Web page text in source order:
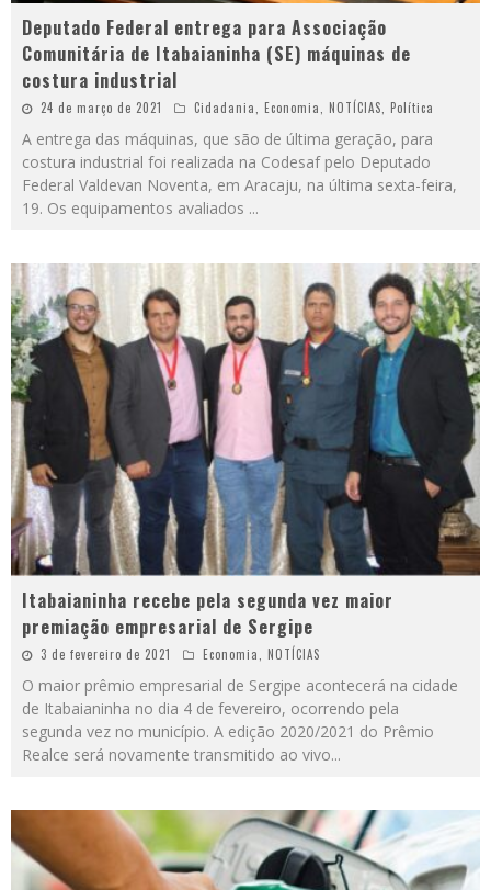
Deputado Federal entrega para Associação
Comunitária de Itabaianinha (SE) máquinas de
costura industrial
24 de março de 2021 Cidadania Economia NOTÍCIAS Política
A entrega das máquinas, que são de última geração, para
costura industrial foi realizada na Codesaf pelo Deputado
Federal Valdevan Noventa, em Aracaju, na última sexta-feira,
19. Os equipamentos avaliados ...
Itabaianinha recebe pela segunda vez maior
premiação empresarial de Sergipe
3 de fevereiro de 2021 Economia, NOTÍCIAS
O maior prêmio empresarial de Sergipe acontecerá na cidade
de Itabaianinha no dia 4 de fevereiro, ocorrendo pela
segunda vez no município. A edição 2020/2021 do Prêmio
Realce será novamente transmitido ao vivo...